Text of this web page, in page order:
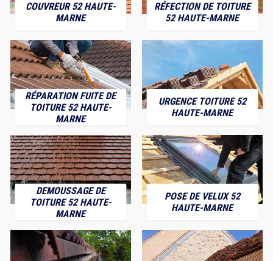
COUVREUR 52 HAUTE-
MARNE
RÉFECTION DE TOITURE
52 HAUTE-MARNE
RÉPARATION FUITE DE
TOITURE 52 HAUTE-
MARNE
URGENCE TOITURE 52
HAUTE-MARNE
DEMOUSSAGE DE
TOITURE 52 HAUTE-
MARNE
POSE DE VELUX 52
HAUTE-MARNE